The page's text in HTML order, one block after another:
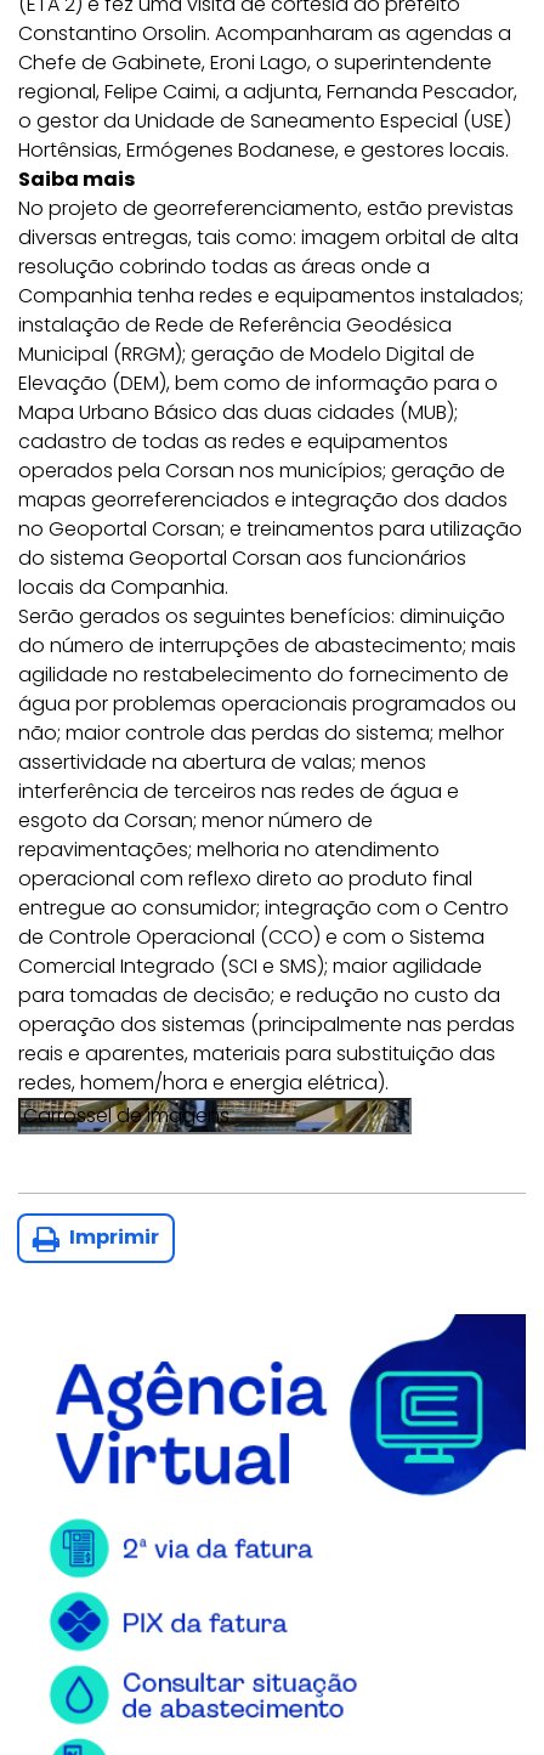
Constantino Orsolin. Acompanharam as agendas a
Chefe de Gabinete, Eroni Lago, o superintendente
regional, Felipe Caimi, a adjunta, Fernanda Pescador,
o gestor da Unidade de Saneamento Especial (USE)
Hortênsias, Ermógenes Bodanese, e gestores locais.
Saiba mais
No projeto de georreferenciamento, estão previstas
diversas entregas, tais como: imagem orbital de alta
resolução cobrindo todas as áreas onde a
Companhia tenha redes e equipamentos instalados;
instalação de Rede de Referência Geodésica
Municipal (RRGM); geração de Modelo Digital de
Elevação (DEM), bem como de informação para o
Mapa Urbano Básico das duas cidades (MUB);
cadastro de todas as redes e equipamentos
operados pela Corsan nos municípios; geração de
mapas georreferenciados e integração dos dados
no Geoportal Corsan; e treinamentos para utilização
do sistema Geoportal Corsan aos funcionários
locais da Companhia.
Serão gerados os seguintes benefícios: diminuição
do número de interrupções de abastecimento; mais
agilidade no restabelecimento do fornecimento de
água por problemas operacionais programados ou
não; maior controle das perdas do sistema; melhor
assertividade na abertura de valas; menos
interferência de terceiros nas redes de água e
esgoto da Corsan; menor número de
repavimentações; melhoria no atendimento
operacional com reflexo direto ao produto final
entregue ao consumidor; integração com o Centro
de Controle Operacional (CCO) e com o Sistema
Comercial Integrado (SCI e SMS); maior agilidade
para tomadas de decisão; e redução no custo da
operação dos sistemas (principalmente nas perdas
reais e aparentes, materiais para substituição das
redes, homem/hora e energia elétrica).
Imprimir